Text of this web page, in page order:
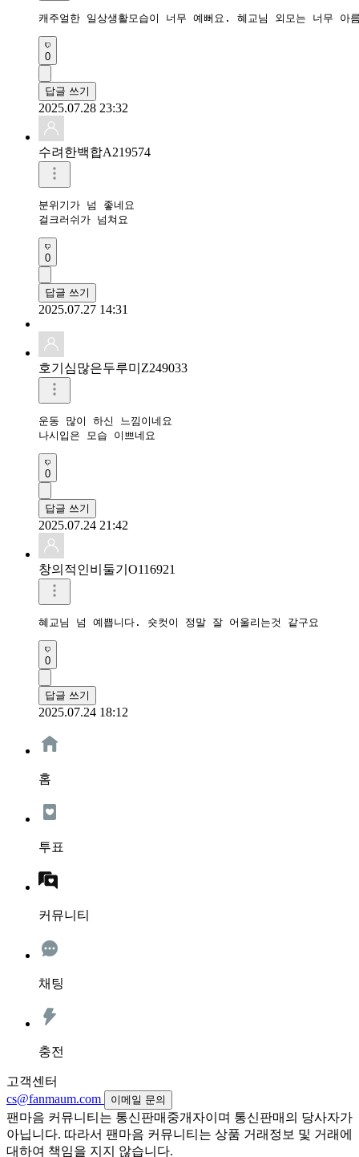
캐주얼한 일상생활모습이 너무 예뻐요. 혜교님 외모는 너무 아
0
답글 쓰기
2025.07.28 23:32
수려한백합A219574
분위기가 넘 좋네요
걸크러쉬가 넘쳐요
0
답글 쓰기
2025.07.27 14:31
호기심많은두루미Z249033
운동 많이 하신 느낌이네요
나시입은 모습 이쁘네요
0
답글 쓰기
2025.07.24 21:42
창의적인비둘기O116921
혜교님 넘 예쁩니다. 숏컷이 정말 잘 어울리는것 같구요
0
답글 쓰기
2025.07.24 18:12
홈
투표
커뮤니티
채팅
충전
고객센터
cs@fanmaum.com
이메일 문의
팬마음 커뮤니티는 통신판매중개자이며 통신판매의 당사자가
아닙니다. 따라서 팬마음 커뮤니티는 상품 거래정보 및 거래에
대하여 책임을 지지 않습니다.